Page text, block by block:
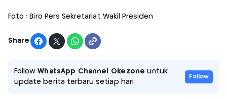
Foto : Biro Pers Sekretariat Wakil Presiden
Share
FollowWhatsApp Channel Okezone untuk
update berita terbaru setiap hari
Follow